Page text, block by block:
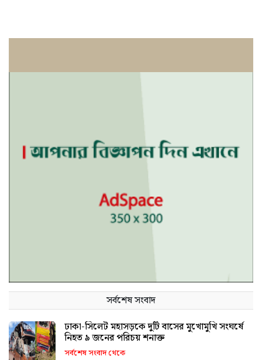
সর্বশেষ সংবাদ
ঢাকা-সিলেট মহাসড়কে দুটি বাসের মুখোমুখি সংঘর্ষে
নিহত ৯ জনের পরিচয় শনাক্ত
সর্বশেষ সংবাদ থেকে